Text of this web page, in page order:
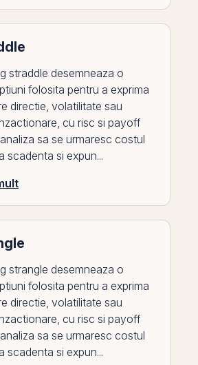
straddle desemneaza o
folosita pentru a exprima
directie, volatilitate sau
cu risc si payoff
sa se urmaresc costul
scadenta si expun...
strangle desemneaza o
folosita pentru a exprima
directie, volatilitate sau
cu risc si payoff
sa se urmaresc costul
scadenta si expun...